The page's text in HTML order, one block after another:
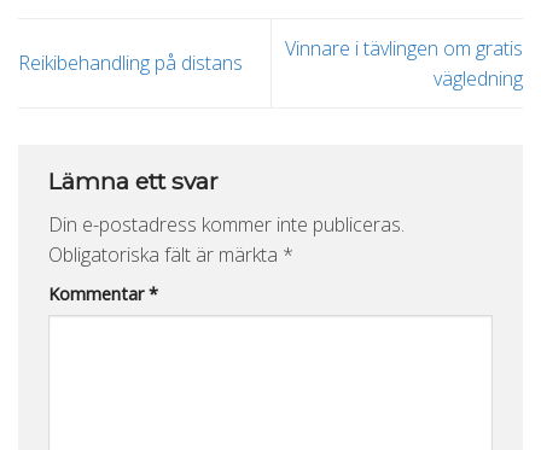
Reikibehandling på distans
Vinnare i tävlingen om gratis
vägledning
Lämna ett svar
Din e-postadress kommer inte publiceras.
Obligatoriska fält är märkta *
Kommentar*